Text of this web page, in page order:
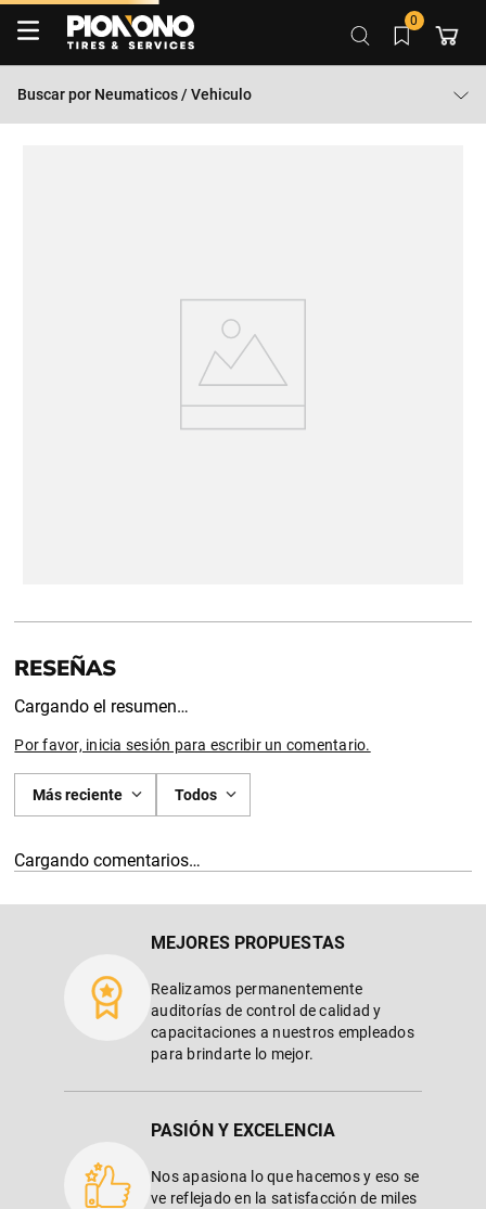
0
Buscar por Neumaticos / Vehiculo
Cargando el resumen…
Por favor, inicia sesión para escribir un comentario.
Más reciente Todos
Cargando comentarios…
MEJORES PROPUESTAS
Realizamos permanentemente
auditorías de control de calidad y
capacitaciones a nuestros empleados
para brindarte lo mejor.
PASIÓN Y EXCELENCIA
Nos apasiona lo que hacemos y eso se
ve reflejado en la satisfacción de miles